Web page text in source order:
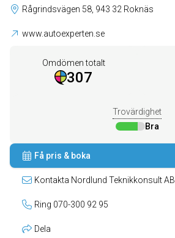
Rågrindsvägen 58, 943 32 Roknäs
www.autoexperten.se
Omdömen totalt
307
Trovärdighet
Bra
Få pris & boka
Kontakta Nordlund Teknikkonsult AB
Ring 070-300 92 95
Dela